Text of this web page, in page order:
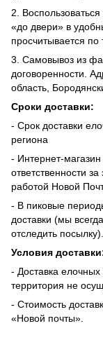
2.
«до двери» в
просчитывается по
3. Самовывоз из
договоренности.
область,
Сроки доставки:
- Срок доставки
региона
- Интернет-
ответственности
работой Новой
- В пиковые
доставки (мы
отследить посылку).
Условия
- Доставка
территория не
- Стоимость
«Новой почты».